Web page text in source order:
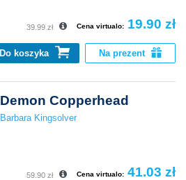
Cena virtualo: 19.90 zł
39.99 zł
Do koszyka Na prezent
Demon Copperhead
Barbara Kingsolver
Cena virtualo: 41.03 zł
59.90 zł